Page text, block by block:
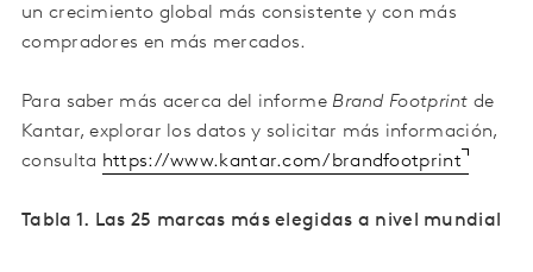
un crecimiento global más consistente y con más
compradores en más mercados.
Para saber más acerca del informeBrand Footprintde
Kantar, explorar los datos y solicitar más información,
consulta https://www.kantar.com/brandfootprint
Tabla 1. Las 25 marcas más elegidas a nivel mundial